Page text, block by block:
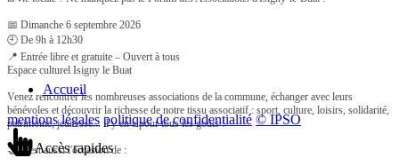
📅 Dimanche 6 septembre 2026
🕘 De 9h à 12h30
📍 Entrée libre et gratuite – Ouvert à tous
Espace culturel Isigny le Buat
Venez rencontrer les nombreuses associations de la commune, échanger avec leurs
bénévoles et découvrir la richesse de notre tissu associatif : sport, culture, loisirs, solidarité,
patrimoine, jeunesse... il y en a pour tous les goûts !
🤝 C'est aussi l'occasion de :
Accueil
mentions légales politique de confidentialité © IPSO
Accès rapides